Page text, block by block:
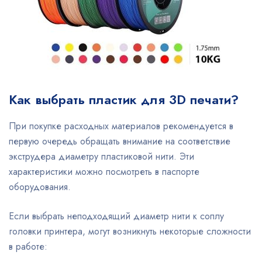
Как выбрать пластик для 3D печати?
При покупке расходных материалов рекомендуется в
первую очередь обращать внимание на соответствие
экструдера диаметру пластиковой нити. Эти
характеристики можно посмотреть в паспорте
оборудования.
Если выбрать неподходящий диаметр нити к соплу
головки принтера, могут возникнуть некоторые сложности
в работе: